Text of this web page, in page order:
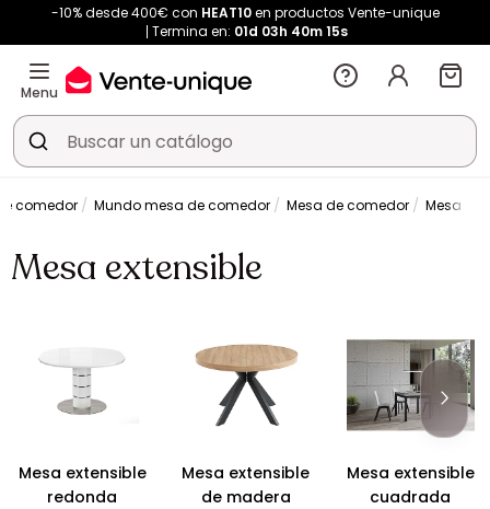
-10% desde 400€ con HEAT10en productos Vente-unique
Termina en: 01d 03h 40m15s
Menu
comedor Mundo mesa de comedor Mesa de comedor Mesa
Mesa extensible
Mesa extensible
redonda
Mesa extensible
de madera
Mesa extensible
cuadrada